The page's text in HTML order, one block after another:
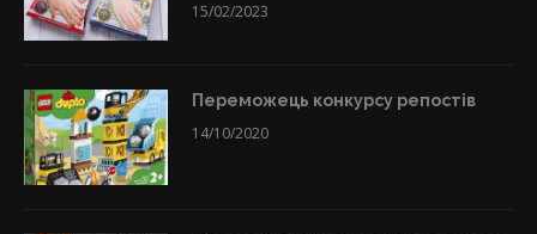
15/02/2023
Переможець конкурсу репостів
14/10/2020